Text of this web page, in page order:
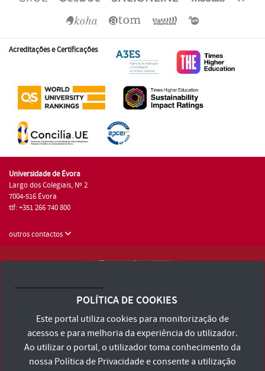
Acreditações e Certificações
Universidade de Évora
Largo dos Colegiais, Nº 2
7004-516 Évora
tlf: +351 266 740 800
outros contactos
Consulte os Termos e Condições e Política de Privacidade
Declaração de Acessibilidade
POLÍTICA DE COOKIES
Este portal utiliza cookies para monitorização de
acessos e para melhoria da experiência do utilizador.
Ao utilizar o portal, o utilizador toma conhecimento da
nossa Política de Privacidadee consente a utilização